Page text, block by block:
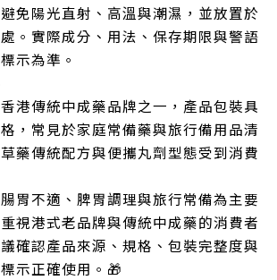
免陽光直射、高溫與潮濕，並放置於
。實際成分、用法、保存期限與警語
示為準。
港傳統中成藥品牌之一，產品包裝具
，常見於家庭常備藥與旅行備用品清
藥傳統配方與便攜丸劑型態受到消費
胃不適、脾胃調理與旅行常備為主要
視港式老品牌與傳統中成藥的消費者
確認產品來源、規格、包裝完整度與
示正確使用。🎁